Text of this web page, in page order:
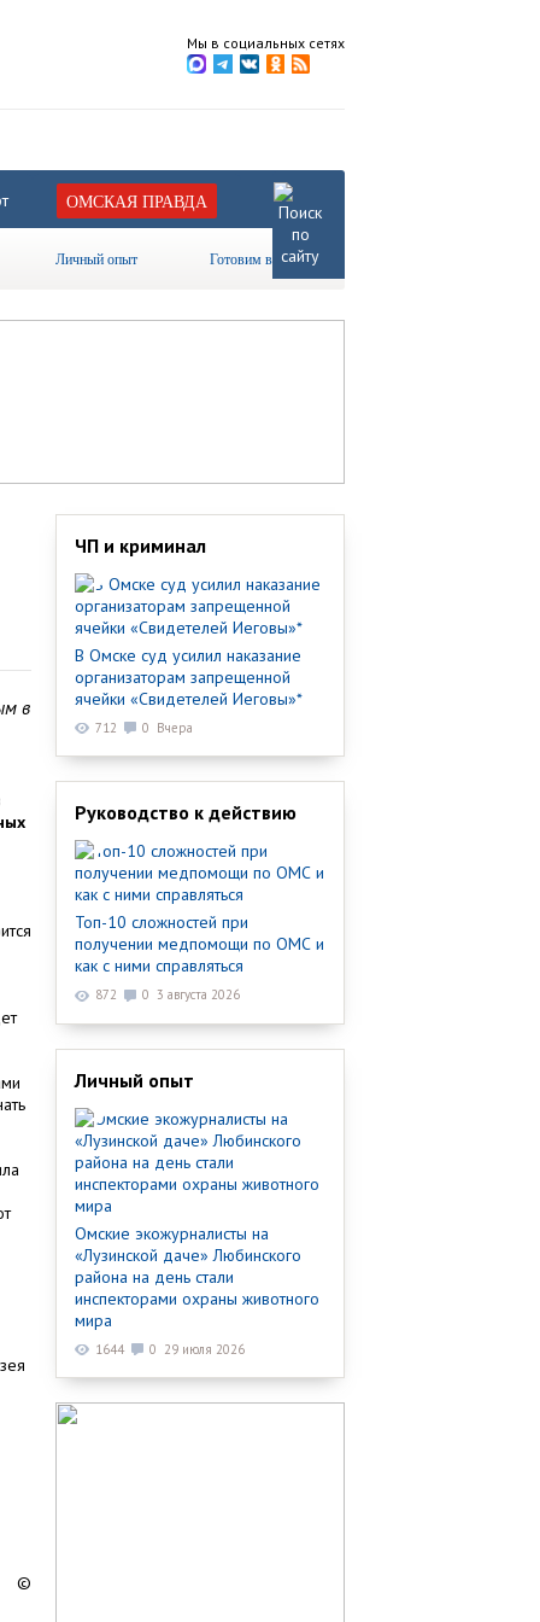
Мы в социальных сетях
ОМСКАЯ ПРАВДА
Личный опыт Готовим вместе
в
©
ЧП и криминал
В Омске суд усилил наказание
организаторам запрещенной
ячейки «Свидетелей Иеговы»*
712 0 Вчера
Руководство к действию
Топ-10 сложностей при
получении медпомощи по ОМС и
как с ними справляться
872 0 3 августа 2026
Личный опыт
Омские экожурналисты на
«Лузинской даче» Любинского
района на день стали
инспекторами охраны животного
мира
1644 0 29 июля 2026